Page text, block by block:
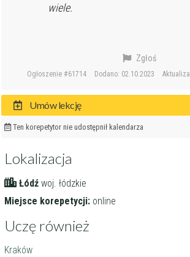
wiele.
Ogłoszenie #61714 Dodano: 02.10.2023
Zgłoś
Umów lekcję
Ten korepetytor nie udostępnił kalendarza
Lokalizacja
Łódź woj. łódzkie
Miejsce korepetycji: online
Uczę również
Kraków